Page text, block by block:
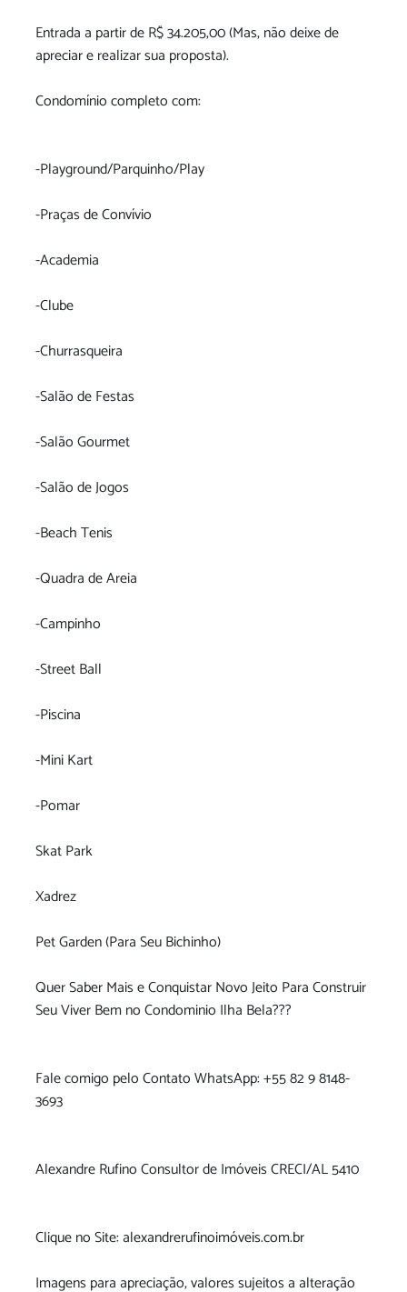
Entrada a partir de R$ 34.205,00 (Mas, não deixe de
apreciar e realizar sua proposta).
Condomínio completo com:
-Playground/Parquinho/Play
-Praças de Convívio
-Academia
-Clube
-Churrasqueira
-Salão de Festas
-Salão Gourmet
-Salão de Jogos
-Beach Tenis
-Quadra de Areia
-Campinho
-Street Ball
-Piscina
-Mini Kart
-Pomar
Skat Park
Xadrez
Pet Garden (Para Seu Bichinho)
Quer Saber Mais e Conquistar Novo Jeito Para Construir
Seu Viver Bem no Condominio Ilha Bela???
Fale comigo pelo Contato WhatsApp: +55 82 9 8148-
3693
Alexandre Rufino Consultor de Imóveis CRECI/AL 5410
Clique no Site: alexandrerufinoimóveis.com.br
Imagens para apreciação, valores sujeitos a alteração